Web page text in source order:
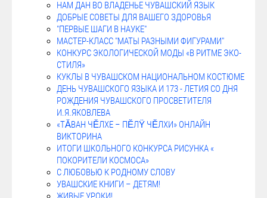
НАМ ДАН ВО ВЛАДЕНЬЕ ЧУВАШСКИЙ ЯЗЫК
ДОБРЫЕ СОВЕТЫ ДЛЯ ВАШЕГО ЗДОРОВЬЯ
"ПЕРВЫЕ ШАГИ В НАУКЕ"
МАСТЕР-КЛАСС "МАТЫ РАЗНЫМИ ФИГУРАМИ"
КОНКУРС ЭКОЛОГИЧЕСКОЙ МОДЫ «В РИТМЕ ЭКО-
СТИЛЯ»
КУКЛЫ В ЧУВАШСКОМ НАЦИОНАЛЬНОМ КОСТЮМЕ
ДЕНЬ ЧУВАШСКОГО ЯЗЫКА И 173 - ЛЕТИЯ СО ДНЯ
РОЖДЕНИЯ ЧУВАШСКОГО ПРОСВЕТИТЕЛЯ
И.Я.ЯКОВЛЕВА
«ТĂВАН ЧĔЛХЕ – ПĔЛŸ ЧĔЛХИ» ОНЛАЙН
ВИКТОРИНА
ИТОГИ ШКОЛЬНОГО КОНКУРСА РИСУНКА «
ПОКОРИТЕЛИ КОСМОСА»
С ЛЮБОВЬЮ К РОДНОМУ СЛОВУ
УВАШСКИЕ КНИГИ – ДЕТЯМ!